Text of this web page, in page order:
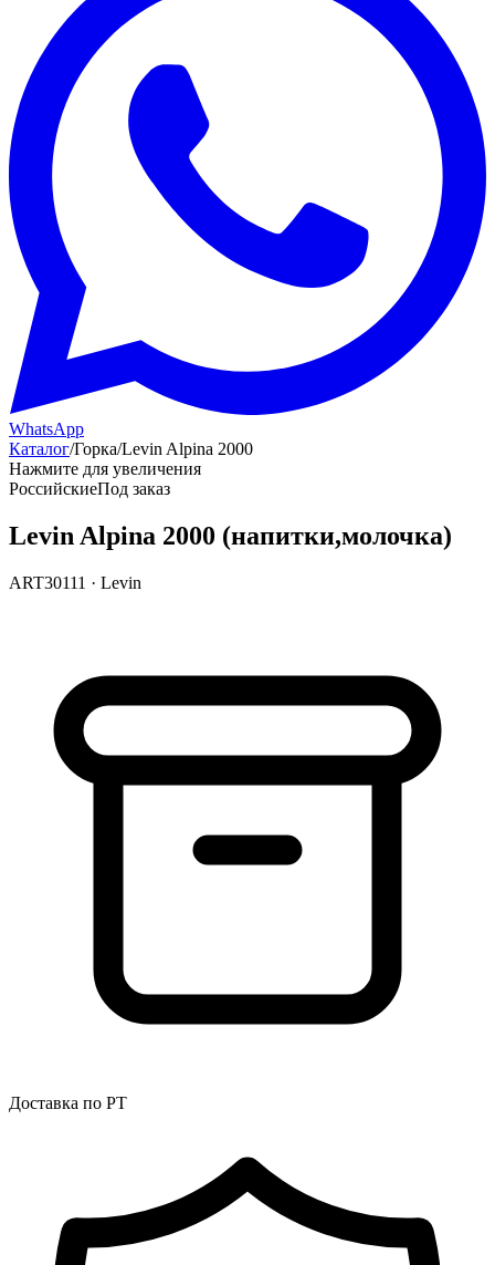
WhatsApp
Каталог/Горка/Levin Alpina 2000
Нажмите для увеличения
РоссийскиеПод заказ
Levin Alpina 2000 (напитки,молочка)
ART30111 · Levin
Доставка по РТ